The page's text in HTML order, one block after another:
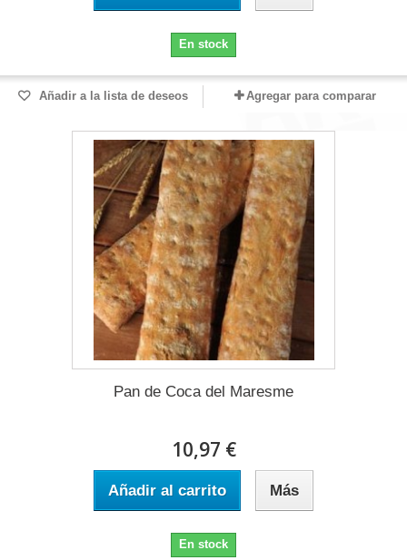
En stock
Añadir a la lista de deseos Agregar para comparar
Pan de Coca del Maresme
10,97 €
Añadir al carrito Más
En stock